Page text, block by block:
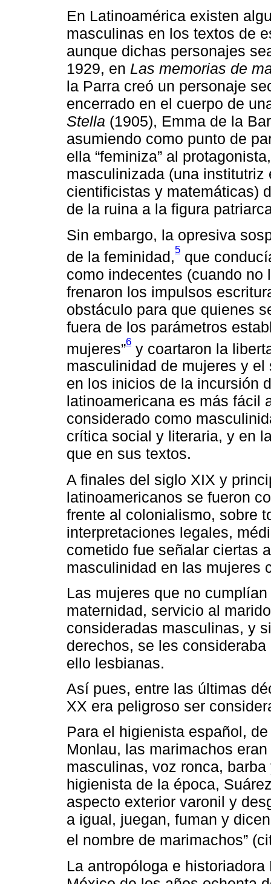
En Latinoamérica existen
masculinas en los textos de
aunque dichas personajes
1929, en Las memorias de
la Parra creó un personaje
encerrado en el cuerpo de
Stella (1905), Emma de la
asumiendo como punto de
ella “feminiza” al
masculinizada (una
cientificistas y matemáticas)
de la ruina a la figura
Sin embargo, la opresiva
de la feminidad,5 que
como indecentes (cuando no
frenaron los impulsos
obstáculo para que quienes
fuera de los parámetros
mujeres”6 y coartaron la
masculinidad de mujeres y
en los inicios de la incursión
latinoamericana es más fácil
considerado como
crítica social y literaria, y en
que en sus textos.
A finales del siglo XIX y
latinoamericanos se fueron
frente al colonialismo, sobre
interpretaciones legales,
cometido fue señalar ciertas
masculinidad en las mujeres
Las mujeres que no
maternidad, servicio al
consideradas masculinas, y
derechos, se les
ello lesbianas.
Así pues, entre las últimas
XX era peligroso ser
Para el higienista español,
Monlau, las marimachos
masculinas, voz ronca,
higienista de la época,
aspecto exterior varonil y
a igual, juegan, fuman y
el nombre de marimachos”
La antropóloga e